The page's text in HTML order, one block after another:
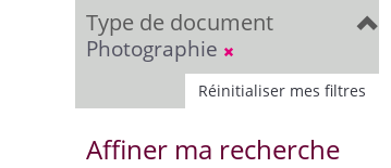
Type de document
Photographie
Réinitialiser mes filtres
Affiner ma recherche